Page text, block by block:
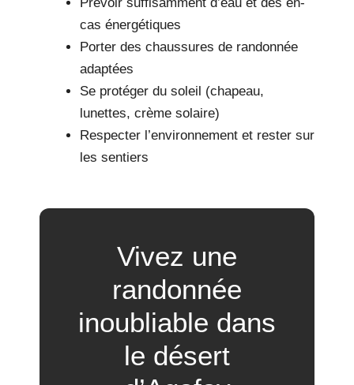
cas énergétiques
Porter des chaussures de randonnée
adaptées
Se protéger du soleil (chapeau,
lunettes, crème solaire)
Respecter l’environnement et rester sur
les sentiers
Vivez une
randonnée
inoubliable dans
le désert